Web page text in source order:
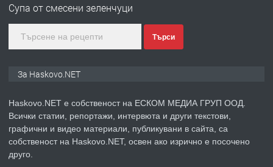
преди 3 дни
ПРЕДЛАГА
Къртене на бетон! Събаряне на
Супа от смесени зеленчуци
Търси
За Haskovo.NET
Haskovo.NET е собственост на ЕСКОМ МЕДИА ГРУП ООД.
Всички статии, репортажи, интервюта и други текстови,
графични и видео материали, публикувани в сайта, са
собственост на Haskovo.NET, освен ако изрично е посочено
друго.